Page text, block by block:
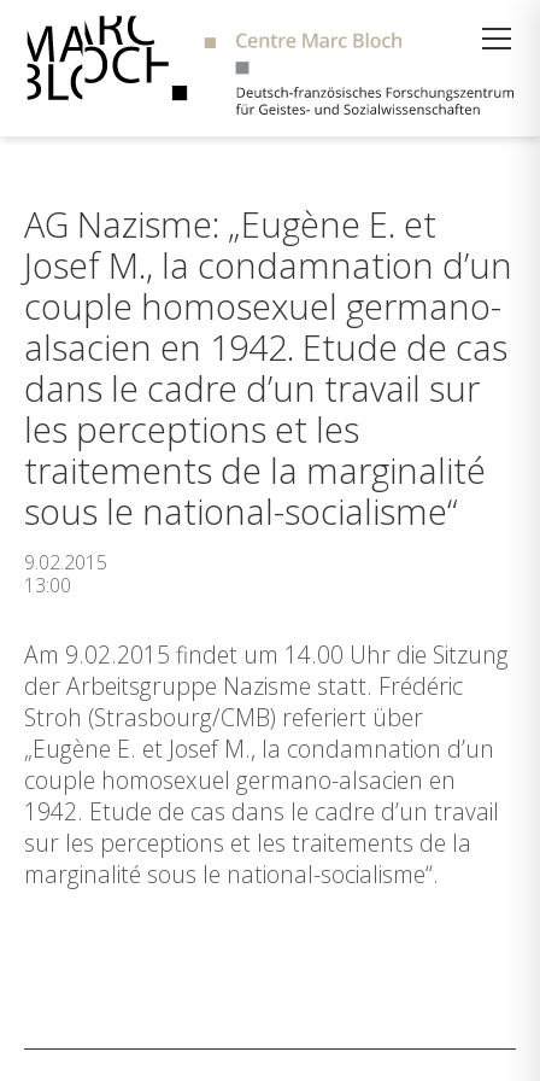
AG Nazisme: „Eugène E. et
Josef M., la condamnation d’un
couple homosexuel germano-
alsacien en 1942. Etude de cas
dans le cadre d’un travail sur
les perceptions et les
traitements de la marginalité
sous le national-socialisme“
9.02.2015
13:00
Am 9.02.2015 findet um 14.00 Uhr die Sitzung
der Arbeitsgruppe Nazisme statt. Frédéric
Stroh (Strasbourg/CMB) referiert über
„Eugène E. et Josef M., la condamnation d’un
couple homosexuel germano-alsacien en
1942. Etude de cas dans le cadre d’un travail
sur les perceptions et les traitements de la
marginalité sous le national-socialisme“.